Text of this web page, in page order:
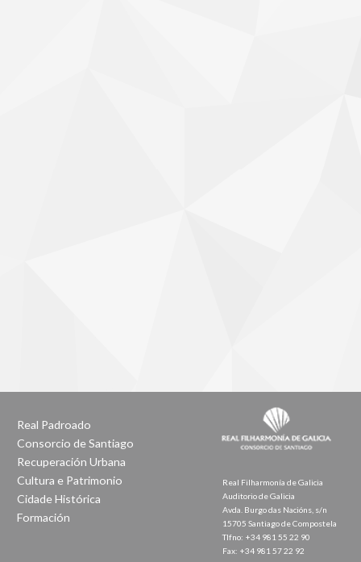
Real Padroado
Consorcio de Santiago
Recuperación Urbana
Cultura e Patrimonio
Cidade Histórica
Formación
Real Filharmonía de Galicia
Auditorio de Galicia
Avda. Burgo das Nacións, s/n
15705 Santiago de Compostela
Tlfno: +34 981 55 22 90
Fax: +34 981 57 22 92